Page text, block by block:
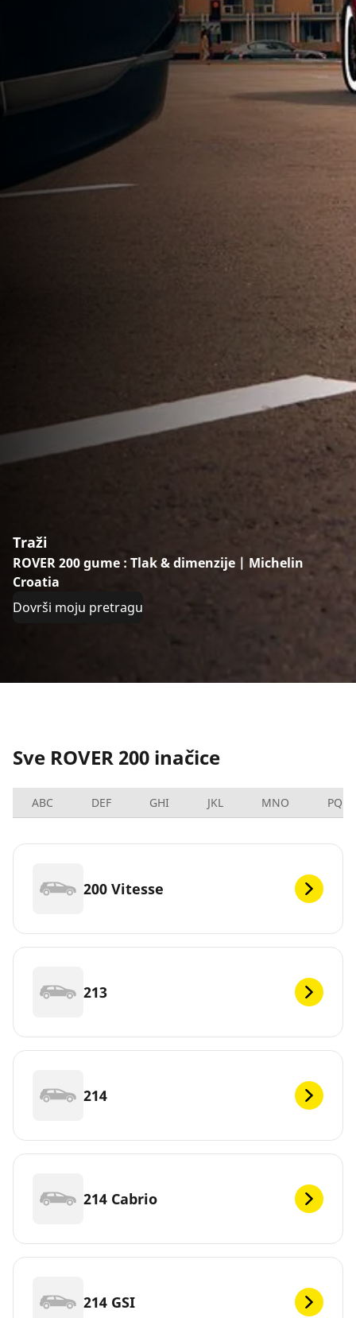
Traži
ROVER 200 gume : Tlak & dimenzije | Michelin
Croatia
Dovrši moju pretragu
Sve ROVER 200 inačice
ABC DEF GHI JKL MNO PQRS
200 Vitesse
213
214
214 Cabrio
214 GSI